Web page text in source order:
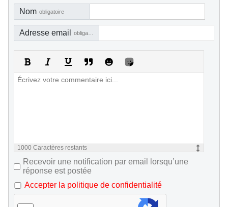
Nom obligatoire
Adresse email
1000 Caractères restants
Recevoir une notification par email lorsqu’une
réponse est postée
Accepter la politique de confidentialité